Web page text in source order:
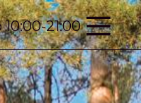
21:00